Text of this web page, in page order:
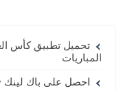
المباريات
احصل على باك لينك Dofollow من مدونة عربية DA 54